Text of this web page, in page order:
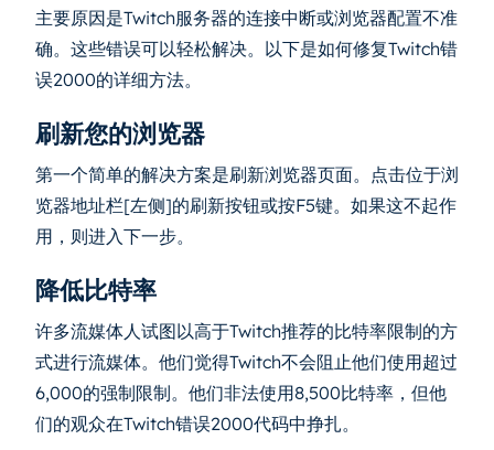
主要原因是Twitch服务器的连接中断或浏览器配置不准
确。这些错误可以轻松解决。以下是如何修复Twitch错
误2000的详细方法。
刷新您的浏览器
第一个简单的解决方案是刷新浏览器页面。点击位于浏
览器地址栏[左侧]的刷新按钮或按F5键。如果这不起作
用，则进入下一步。
降低比特率
许多流媒体人试图以高于Twitch推荐的比特率限制的方
式进行流媒体。他们觉得Twitch不会阻止他们使用超过
6,000的强制限制。他们非法使用8,500比特率，但他
们的观众在Twitch错误2000代码中挣扎。